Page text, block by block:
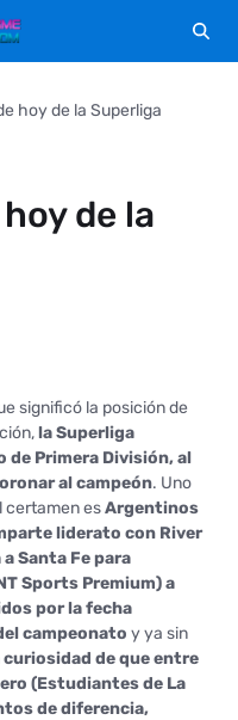
hoy de la Superliga
de la
significó la posición de
la Superliga
de Primera División, al
al campeón. Uno
certamen esArgentinos
liderato con River
Santa Fe para
Sports Premium) a
por la fecha
campeonato y ya sin
curiosidad de que entre
(Estudiantes de La
de diferencia,